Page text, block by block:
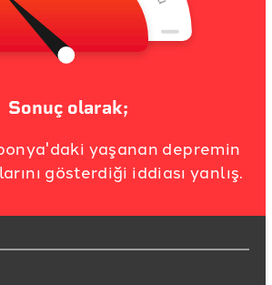
Sonuç olarak;
yaşanan depremin
gösterdiği iddiası yanlış.